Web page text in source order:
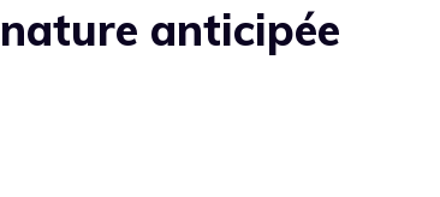
anticipée